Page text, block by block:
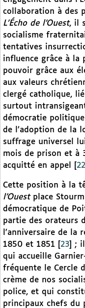
collaboration à des
L’Écho de l’Ouest, il
socialisme
tentatives
influence grâce à la
pouvoir grâce aux
aux valeurs
clergé catholique,
surtout
démocratie
de l’adoption de la
suffrage universel
mois de prison et à
acquitté en appel
22
Cette position à la
l’Ouest place
démocratique de
partie des orateurs
l’anniversaire de
1850 et 1851
23
;
qui accueille
fréquente le Cercle
crème de nos
police, et qui
principaux chefs du